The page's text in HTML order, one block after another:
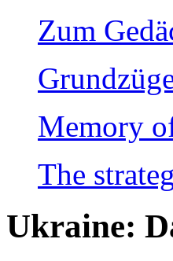
Zum
Memory
The
Ukraine: